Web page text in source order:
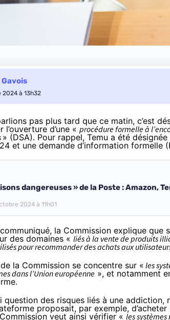
2024 à 13h32
pas plus tard que ce matin, c’est
l’ouverture d’une « procédure formelle à
» (DSA). Pour rappel, Temu a été
et une demande d’information
dangereuses » de la Poste : Amazon,
2024 à 11h01
la Commission explique que
des domaines « liés à la vente de produits
pour recommander des achats aux
de la Commission se concentre sur « les
dans l’Union européenne », et notamment
question des risques liés à une
proposait, par exemple,
veut ainsi vérifier « les